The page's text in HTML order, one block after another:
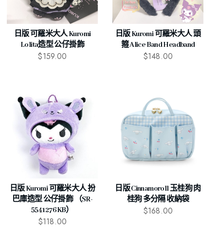
日版 可羅米大人 Kuromi
Lolita造型 公仔掛飾
$159.00
日版 Kuromi 可羅米大人 頭
箍 Alice Band Headband
$148.00
日版 Kuromi 可羅米大人 扮
巴庫造型 公仔掛飾 （SR-
5541276KB）
$118.00
日版 Cinnamoroll 玉桂狗 肉
桂狗 多分隔 收納袋
$168.00